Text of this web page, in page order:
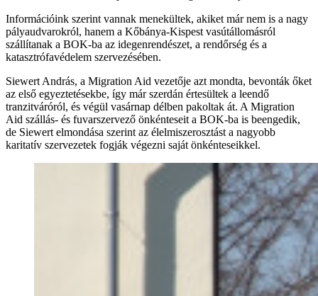
Információink szerint vannak menekültek, akiket már nem is a nagy
pályaudvarokról, hanem a Kőbánya-Kispest vasútállomásról
szállítanak a BOK-ba az idegenrendészet, a rendőrség és a
katasztrófavédelem szervezésében.
Siewert András, a Migration Aid vezetője azt mondta, bevonták őket
az első egyeztetésekbe, így már szerdán értesültek a leendő
tranzitváróról, és végül vasárnap délben pakoltak át. A Migration
Aid szállás- és fuvarszervező önkénteseit a BOK-ba is beengedik,
de Siewert elmondása szerint az élelmiszerosztást a nagyobb
karitatív szervezetek fogják végezni saját önkénteseikkel.